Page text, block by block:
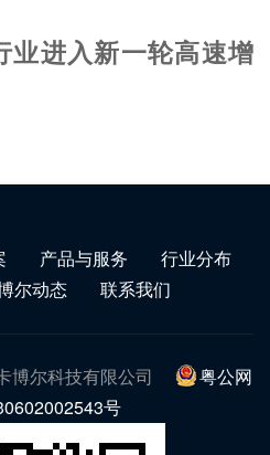
业进入新一轮高速增
产品与服务
行业分布
尔动态 联系我们
博尔科技有限公司
粤公网
号